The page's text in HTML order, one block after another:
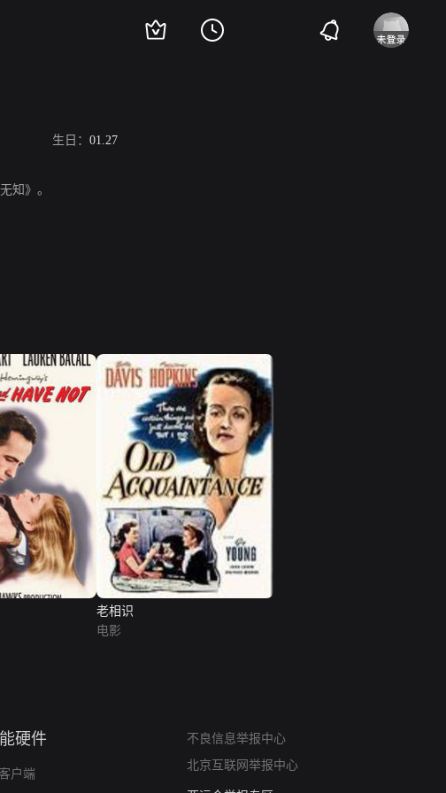
生日： 01.27
知》。
老相识
电影
硬件
户端
不良信息举报中心
北京互联网举报中心
算法推荐专项举报